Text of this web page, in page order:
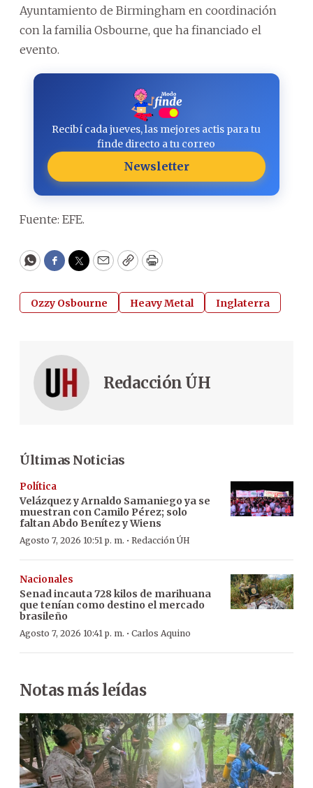
Ayuntamiento de Birmingham en coordinación
con la familia Osbourne, que ha financiado el
evento.
Recibí cada jueves, las mejores actis para tu
finde directo a tu correo
Newsletter
Fuente: EFE.
WhatsApp
Facebook
Twitter
EmailCopyPrint
Ozzy Osbourne Heavy Metal Inglaterra
Redacción ÚH
Últimas Noticias
Política
Velázquez y Arnaldo Samaniego ya se
muestran con Camilo Pérez; solo
faltan Abdo Benítez y Wiens
Agosto 7, 2026 10:51 p. m. · Redacción ÚH
Nacionales
Senad incauta 728 kilos de marihuana
que tenían como destino el mercado
brasileño
Agosto 7, 2026 10:41 p. m. · Carlos Aquino
Notas más leídas